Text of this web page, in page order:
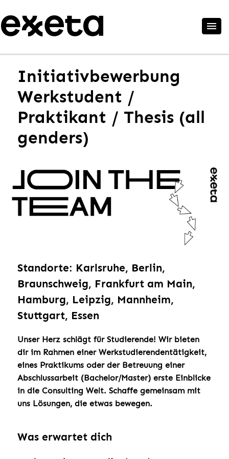
Initiativbewerbung
Werkstudent /
Praktikant / Thesis (all
genders)
Standorte: Karlsruhe, Berlin,
Braunschweig, Frankfurt am Main,
Hamburg, Leipzig, Mannheim,
Stuttgart, Essen
Unser Herz schlägt für Studierende! Wir bieten
dir im Rahmen einer Werkstudierendentätigkeit,
eines Praktikums oder der Betreuung einer
Abschlussarbeit (Bachelor/Master) erste Einblicke
in die Consulting Welt. Schaffe gemeinsam mit
uns Lösungen, die etwas bewegen.
Was erwartet dich